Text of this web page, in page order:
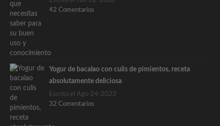
42 Comentarios
Yogur de bacalao con culis de pimientos, receta
absolutamente deliciosa
Escrito el Ago-24-2023
32 Comentarios